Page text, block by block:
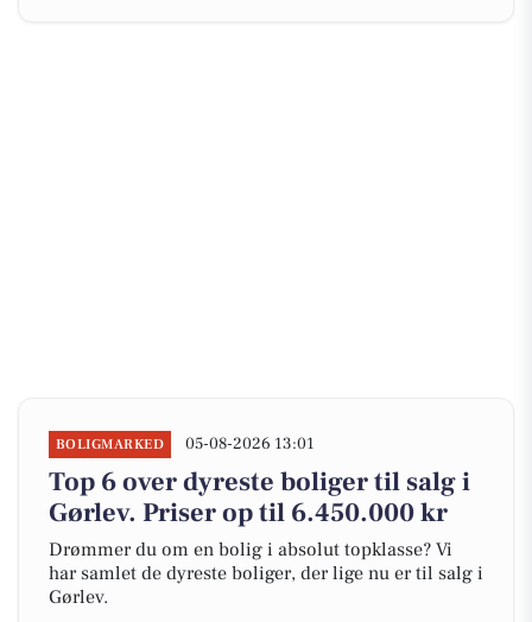
BOLIGMARKED 05-08-2026 13:01
Top 6 over dyreste boliger til salg i
Gørlev. Priser op til 6.450.000 kr
Drømmer du om en bolig i absolut topklasse? Vi
har samlet de dyreste boliger, der lige nu er til salg i
Gørlev.